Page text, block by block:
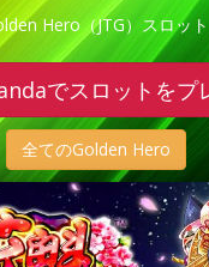
Hero（JTG）スロット
でスロットをプ
全てのGolden Hero